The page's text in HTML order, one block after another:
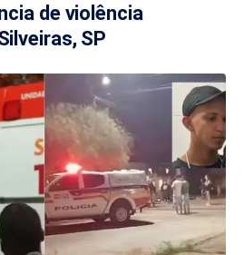
de violência
SP